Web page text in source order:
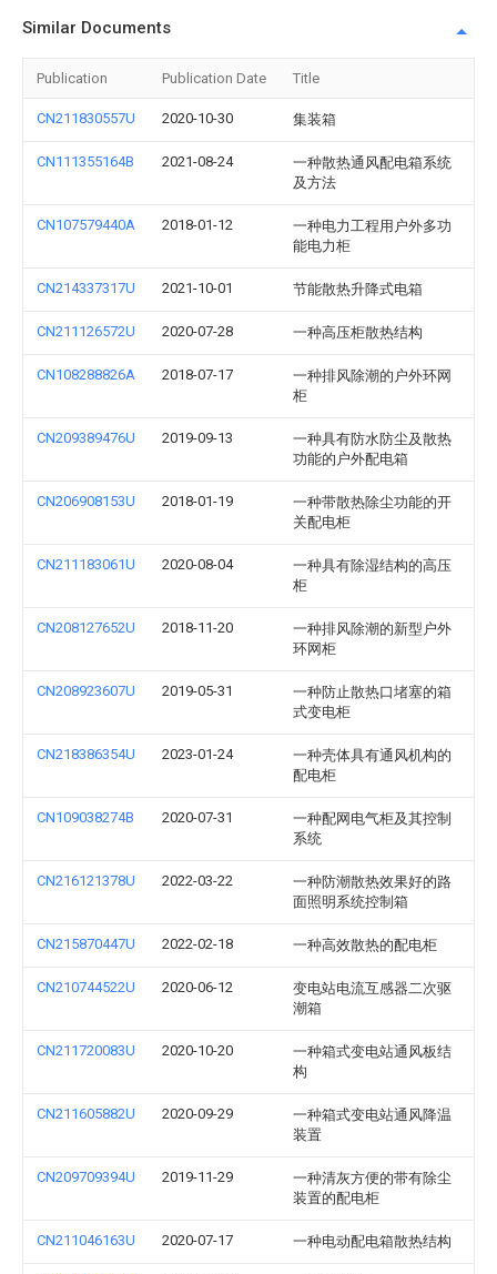
Similar Documents
Publication Publication Date Title
CN211830557U 2020-10-30 集装箱
CN111355164B 2021-08-24
一种散热通风配电箱系统
及方法
CN107579440A 2018-01-12
一种电力工程用户外多功
能电力柜
CN214337317U 2021-10-01 节能散热升降式电箱
CN211126572U 2020-07-28 一种高压柜散热结构
CN108288826A 2018-07-17
一种排风除潮的户外环网
柜
CN209389476U 2019-09-13
一种具有防水防尘及散热
功能的户外配电箱
CN206908153U 2018-01-19
一种带散热除尘功能的开
关配电柜
CN211183061U 2020-08-04
一种具有除湿结构的高压
柜
CN208127652U 2018-11-20
一种排风除潮的新型户外
环网柜
CN208923607U 2019-05-31
一种防止散热口堵塞的箱
式变电柜
CN218386354U 2023-01-24
一种壳体具有通风机构的
配电柜
CN109038274B 2020-07-31
一种配网电气柜及其控制
系统
CN216121378U 2022-03-22
一种防潮散热效果好的路
面照明系统控制箱
CN215870447U 2022-02-18 一种高效散热的配电柜
CN210744522U 2020-06-12
变电站电流互感器二次驱
潮箱
CN211720083U 2020-10-20
一种箱式变电站通风板结
构
CN211605882U 2020-09-29
一种箱式变电站通风降温
装置
CN209709394U 2019-11-29
一种清灰方便的带有除尘
装置的配电柜
CN211046163U 2020-07-17 一种电动配电箱散热结构